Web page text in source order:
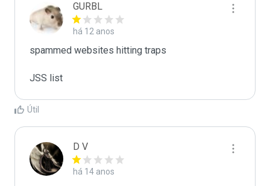
GURBL
há 12 anos
spammed websites hitting traps
JSS list
Útil
D V
há 14 anos